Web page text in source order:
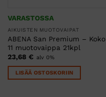
VARASTOSSA
AIKUISTEN MUOTOVAIPAT
ABENA San Premium – Koko
11 muotovaippa 21kpl
23,68 € alv 0%
LISÄÄ OSTOSKORIIN